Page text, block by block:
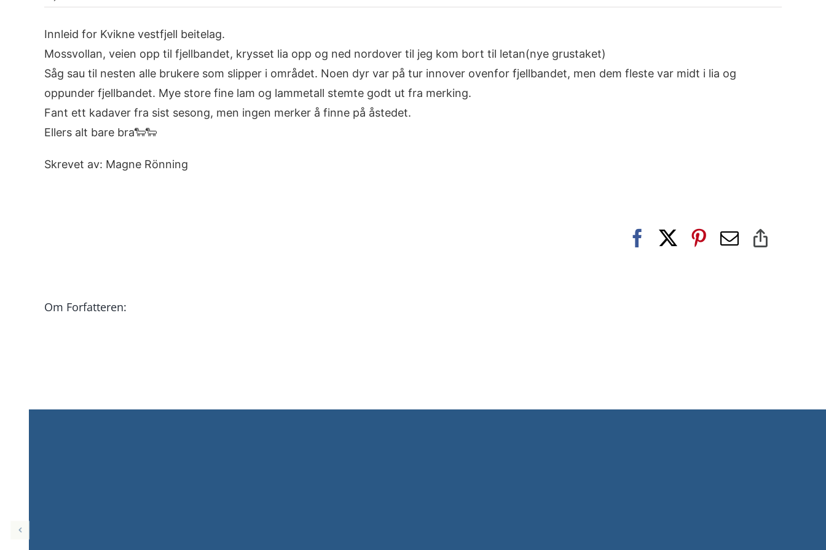
Innleid for Kvikne vestfjell beitelag.
Mossvollan, veien opp til fjellbandet, krysset lia opp og ned nordover til jeg kom bort til letan(nye grustaket)
Såg sau til nesten alle brukere som slipper i området. Noen dyr var på tur innover ovenfor fjellbandet, men dem fleste var midt i lia og
oppunder fjellbandet. Mye store fine lam og lammetall stemte godt ut fra merking.
Fant ett kadaver fra sist sesong, men ingen merker å finne på åstedet.
Ellers alt bare bra🐑🐑
Skrevet av: Magne Rönning
Facebook Pinterest
E-
Om Forfatteren: